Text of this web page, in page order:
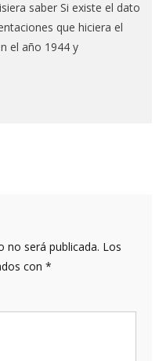
saber Si existe el dato
que hiciera el
el año 1944 y
no será publicada. Los
con *